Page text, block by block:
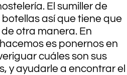
El sumiller de
así que tiene que
otra manera. En
es ponernos en
cuáles son sus
y ayudarle a encontrar el